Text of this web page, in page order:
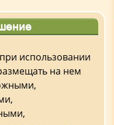
использовании
на нем